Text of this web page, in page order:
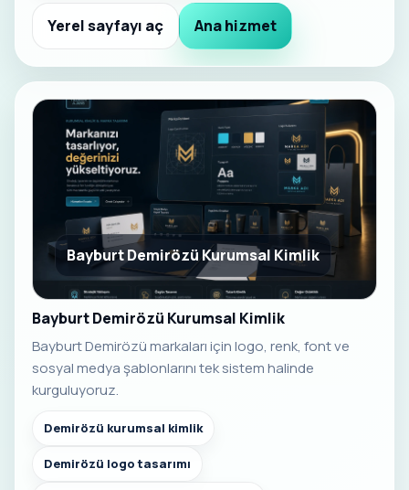
Yerel sayfayı aç Ana hizmet
Bayburt Demirözü Kurumsal Kimlik
Bayburt Demirözü Kurumsal Kimlik
Bayburt Demirözü markaları için logo, renk, font ve
sosyal medya şablonlarını tek sistem halinde
kurguluyoruz.
Demirözü kurumsal kimlik
Demirözü logo tasarımı